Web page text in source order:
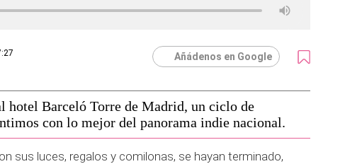
Añádenos en Google
hotel Barceló Torre de Madrid, un ciclo de
con lo mejor del panorama indie nacional.
sus luces, regalos y comilonas, se hayan terminado,